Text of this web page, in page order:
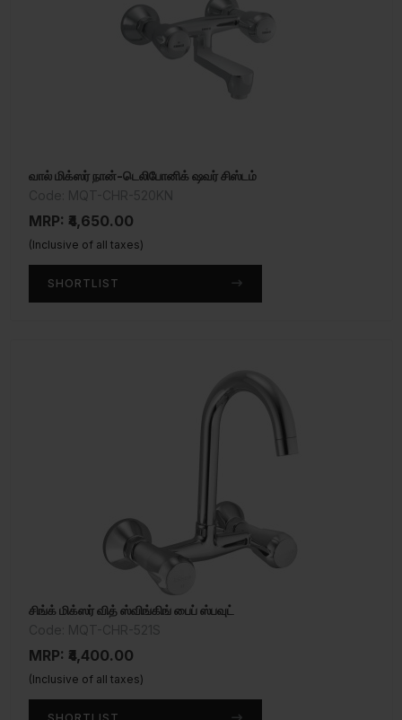
வால் மிக்ஸர் நான்-டெலிபோனிக் ஷவர் சிஸ்டம்
MRP: ₹4,650.00
(Inclusive of all taxes)
SHORTLIST
சிங்க் மிக்ஸர் வித் ஸ்விங்கிங் பைப் ஸ்பவுட்
MRP: ₹4,400.00
(Inclusive of all taxes)